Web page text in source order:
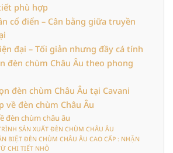
phù hợp
cổ điển – Cân bằng giữa truyền
đại – Tối giản nhưng đầy cá tính
đèn chùm Châu Âu theo phong
đèn chùm Châu Âu tại Cavani
về đèn chùm Châu Âu
đèn chùm châu âu
SẢN XUẤT ĐÈN CHÙM CHÂU ÂU
BIỆT ĐÈN CHÙM CHÂU ÂU CAO CẤP : NHẬN
CHI TIẾT NHỎ